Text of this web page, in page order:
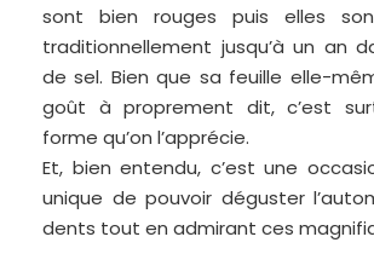
sont bien rouges puis elles
traditionnellement jusqu’à un an
de sel. Bien que sa feuille elle-
goût à proprement dit, c’est
forme qu’on l’apprécie.
Et, bien entendu, c’est une
unique de pouvoir déguster
dents tout en admirant ces